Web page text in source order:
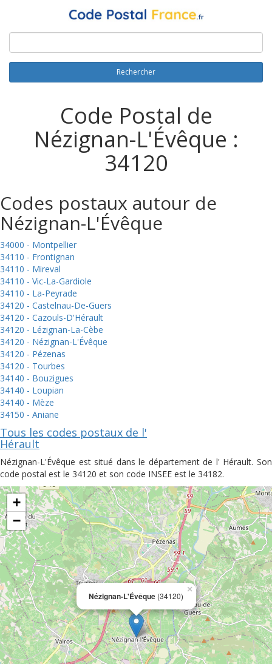
Rechercher
Code Postal de
Nézignan-L'Évêque :
34120
Codes postaux autour de
Nézignan-L'Évêque
34000 - Montpellier
34110 - Frontignan
34110 - Mireval
34110 - Vic-La-Gardiole
34110 - La-Peyrade
34120 - Castelnau-De-Guers
34120 - Cazouls-D'Hérault
34120 - Lézignan-La-Cèbe
34120 - Nézignan-L'Évêque
34120 - Pézenas
34120 - Tourbes
34140 - Bouzigues
34140 - Loupian
34140 - Mèze
34150 - Aniane
Tous les codes postaux de l'
Hérault
Nézignan-L'Évêque est situé dans le département de l' Hérault. Son
code postal est le 34120 et son code INSEE est le 34182.
Nézignan-L'Évêque (34120)
×
+
−